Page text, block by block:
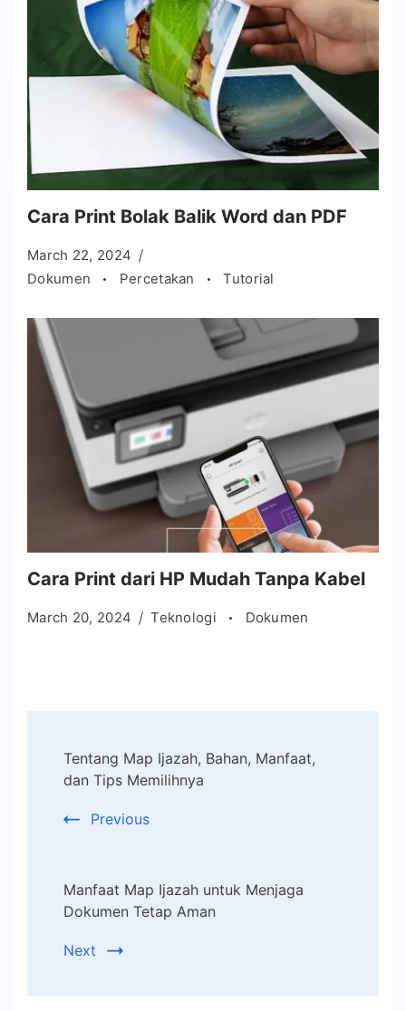
Cara Print Bolak Balik Word dan PDF
March 22, 2024
Dokumen
Percetakan Tutorial
Cara Print dari HP Mudah Tanpa Kabel
March 20, 2024 Teknologi Dokumen
Navigation
Tentang Map Ijazah, Bahan, Manfaat,
dan Tips Memilihnya
Previous
Manfaat Map Ijazah untuk Menjaga
Dokumen Tetap Aman
Next